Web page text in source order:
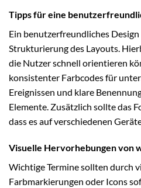
Tipps für eine
Ein benutzerfreundliches
Strukturierung des Layouts.
die Nutzer schnell orientieren
konsistenter Farbcodes für
Ereignissen und klare
Elemente. Zusätzlich sollte das
dass es auf verschiedenen
Visuelle Hervorhebungen von
Wichtige Termine sollten durch
Farbmarkierungen oder Icons